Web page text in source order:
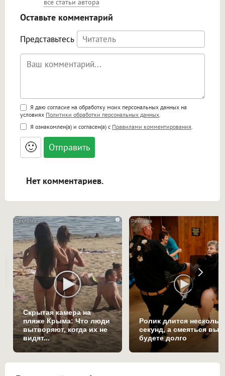
все статьи автора
Оставьте комментарий
Представьтесь
Поддержка HTML
<b>, <strong>, <u>, <i>, <em>, <s>, <big>,
<small>, <sup>, <sub>, <pre>, <ul>, <ol>, <li>,
<blockquote>, <code> экранирует HTML,
адреса URL автоматически становятся
ссылками, и [img]адрес[/img] будет
Я даю согласие на обработку моих персональных данных на
условиях Политики обработки персональных данных
Я ознакомлен(а) и согласен(а) с Правилами комментирования
🙂
Нет комментариев.
i
Скрытая камера на
пляже Крыма: Что люди
вытворяют, когда их не
видят...
Ролик длится
секунд, а смеяться вы
будете долго